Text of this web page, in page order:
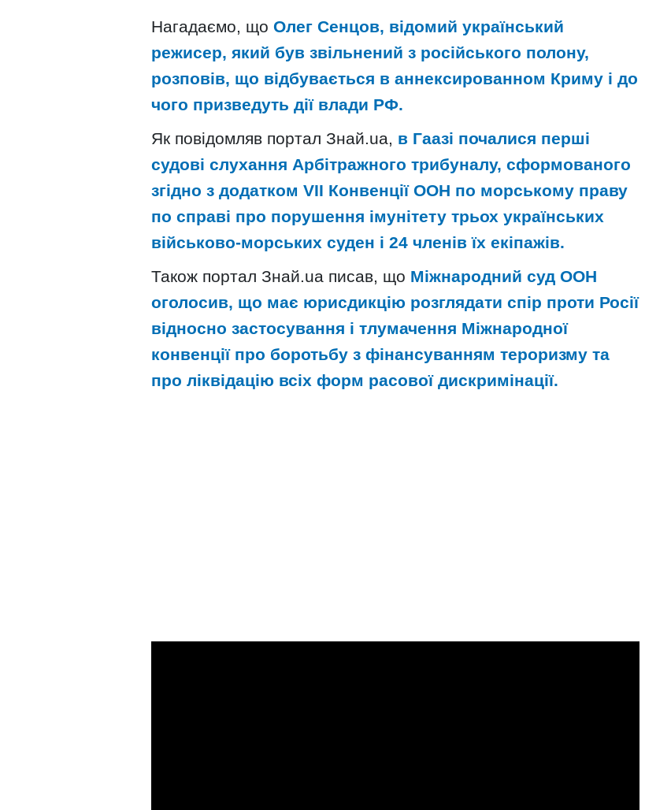
Нагадаємо, що Олег Сенцов, відомий український
режисер, який був звільнений з російського полону,
розповів, що відбувається в аннексированном Криму і до
чого призведуть дії влади РФ.
Як повідомляв портал Знай.ua, в Гаазі почалися перші
судові слухання Арбітражного трибуналу, сформованого
згідно з додатком VII Конвенції ООН по морському праву
по справі про порушення імунітету трьох українських
військово-морських суден і 24 членів їх екіпажів.
Також портал Знай.ua писав, що Міжнародний суд ООН
оголосив, що має юрисдикцію розглядати спір проти Росії
відносно застосування і тлумачення Міжнародної
конвенції про боротьбу з фінансуванням тероризму та
про ліквідацію всіх форм расової дискримінації.